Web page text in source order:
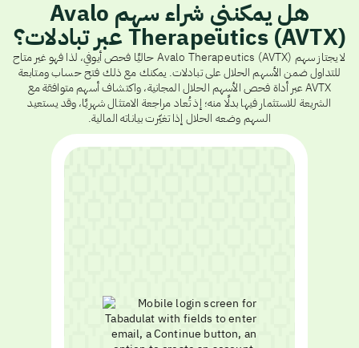
هل يمكنني شراء سهم Avalo
Therapeutics (AVTX) عبر تبادلات؟
لا يجتاز سهم Avalo Therapeutics (AVTX) حاليًا فحص أيوفي، لذا فهو غير متاح
للتداول ضمن الأسهم الحلال على تبادلات. يمكنك مع ذلك فتح حساب ومتابعة
AVTX عبر أداة فحص الأسهم الحلال المجانية، واكتشاف أسهم متوافقة مع
الشريعة للاستثمار فيها بدلًا منه؛ إذ تُعاد مراجعة الامتثال شهريًا، وقد يستعيد
السهم وضعه الحلال إذا تغيّرت بياناته المالية.